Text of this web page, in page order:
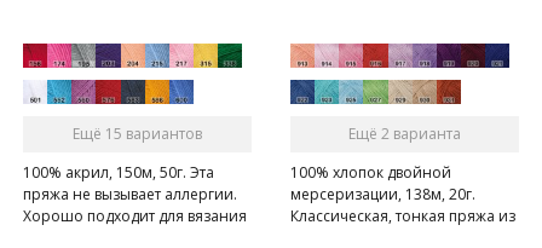
Ещё 15 вариантов
100% акрил, 150м, 50г. Эта
пряжа не вызывает аллергии.
Хорошо подходит для вязания
Ещё 2 варианта
100% хлопок двойной
мерсеризации, 138м, 20г.
Классическая, тонкая пряжа из